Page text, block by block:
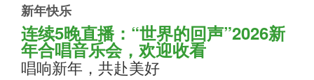
新年快乐
连续5晚直播：“世界的回声”2026新
年合唱音乐会，欢迎收看
唱响新年，共赴美好